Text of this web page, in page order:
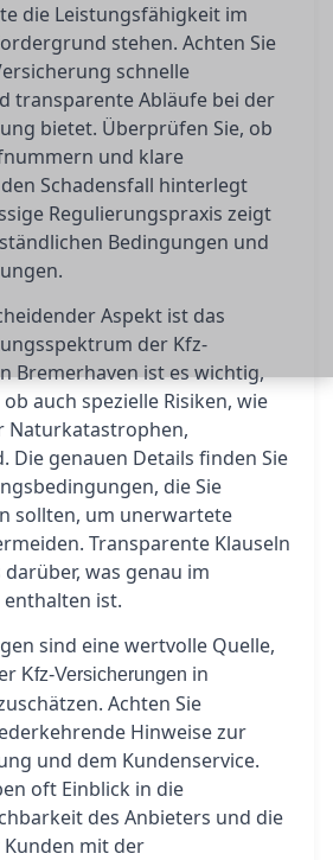
die Leistungsfähigkeit im
stehen. Achten Sie
schnelle
transparente Abläufe bei der
bietet. Überprüfen Sie, ob
und klare
Schadensfall hinterlegt
Regulierungspraxis zeigt
Bedingungen und
Aspekt ist das
der Kfz-
Bremerhaven ist es wichtig,
auch spezielle Risiken, wie
Naturkatastrophen,
Die genauen Details finden Sie
die Sie
sollten, um unerwartete
Transparente Klauseln
was genau im
ist.
sind eine wertvolle Quelle,
Kfz-Versicherungen in
Achten Sie
Hinweise zur
und dem Kundenservice.
oft Einblick in die
des Anbieters und die
mit der